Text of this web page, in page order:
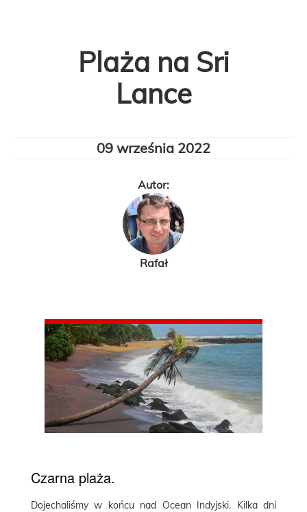
Plaża na Sri
Lance
09 września 2022
Autor:
Rafał
Czarna plaża.
Dojechaliśmy w końcu nad Ocean Indyjski. Kilka dni